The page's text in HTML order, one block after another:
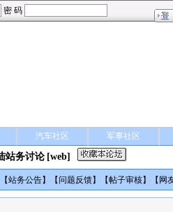
汽车社区 军事社区
站务讨论 [web]
站务公告】【问题反馈】【帖子审核】【 网